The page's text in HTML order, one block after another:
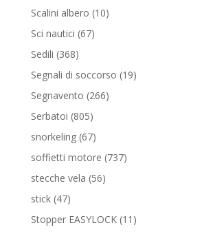
prodotti
Scalini albero 1010
Sci nautici 6767
Sedili 368368
Segnali di soccorso 1919
Segnavento 266266
Serbatoi 805805
prodotti
snorkeling 6767
prodotti
soffietti motore 737737
stecche vela 5656
stick 4747
prodotti
Stopper EASYLOCK 11 11